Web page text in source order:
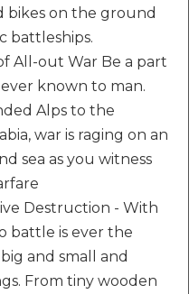
bikes on the ground
battleships.
All-out War Be a part
known to man.
Alps to the
war is raging on an
sea as you witness
Destruction - With
battle is ever the
and small and
From tiny wooden